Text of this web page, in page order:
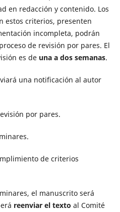
en redacción y contenido. Los
estos criterios, presenten
incompleta, podrán
de revisión por pares. El
es de una a dos semanas.
una notificación al autor
por pares.
de criterios
el manuscrito será
reenviar el texto al Comité